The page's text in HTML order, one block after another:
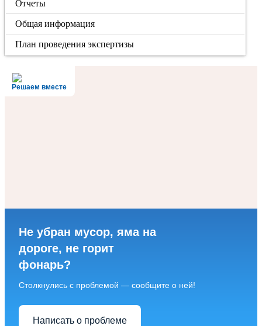
Отчеты
Общая информация
План проведения экспертизы
Решаем вместе
Не убран мусор, яма на
дороге, не горит
фонарь?
Столкнулись с проблемой — сообщите о ней!
Написать о проблеме